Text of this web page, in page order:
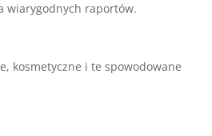
wiarygodnych raportów.
kosmetyczne i te spowodowane